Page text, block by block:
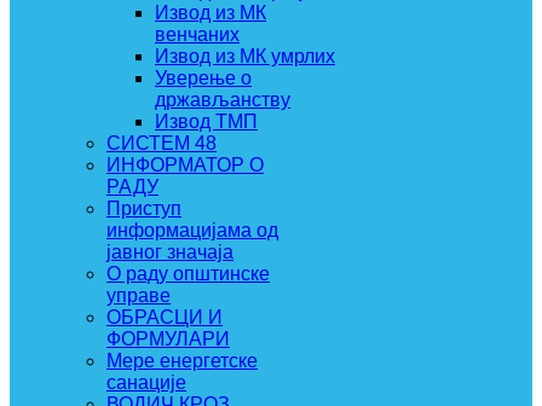
Извод из МК
венчаних
Извод из МК умрлих
Уверење о
држављанству
Извод ТМП
СИСТЕМ 48
ИНФОРМАТОР О
РАДУ
Приступ
информацијама од
јавног значаја
О раду општинске
управе
ОБРАСЦИ И
ФОРМУЛАРИ
Мере енергетске
санације